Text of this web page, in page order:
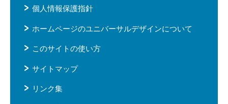
個人情報保護指針
ホームページのユニバーサルデザインについて
このサイトの使い方
サイトマップ
リンク集